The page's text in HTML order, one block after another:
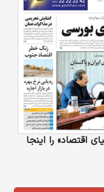
اقتصاد» را اینجا